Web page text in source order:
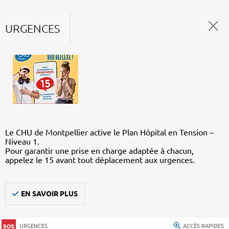
URGENCES
Le CHU de Montpellier active le Plan Hôpital en Tension –
Niveau 1.
Pour garantir une prise en charge adaptée à chacun,
appelez le 15 avant tout déplacement aux urgences.
EN SAVOIR PLUS
URGENCES ACCÈS RAPIDES